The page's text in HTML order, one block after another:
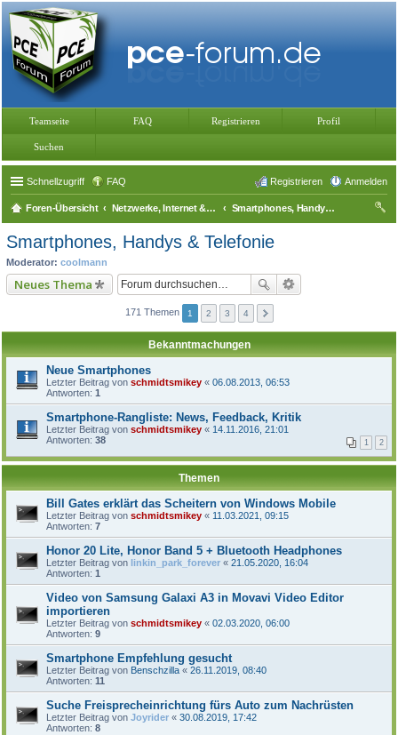
Teamseite FAQ Registrieren Profil
Suchen
Schnellzugriff FAQ Anmelden
Registrieren
Foren-Übersicht Netzwerke, Internet & Telefonie
Smartphones, Handys & Telefonie
Smartphones, Handys & Telefonie
Moderator: coolmann
Neues Thema
171 Themen 1 2 3 4
Bekanntmachungen
Neue Smartphones
Letzter Beitrag von schmidtsmikey « 06.08.2013, 06:53
Antworten: 1
Smartphone-Rangliste: News, Feedback, Kritik
Letzter Beitrag von schmidtsmikey « 14.11.2016, 21:01
Antworten: 38 1 2
Themen
Bill Gates erklärt das Scheitern von Windows Mobile
Letzter Beitrag von schmidtsmikey « 11.03.2021, 09:15
Antworten: 7
Honor 20 Lite, Honor Band 5 + Bluetooth Headphones
Letzter Beitrag von linkin_park_forever « 21.05.2020, 16:04
Antworten: 1
Video von Samsung Galaxi A3 in Movavi Video Editor
importieren
Letzter Beitrag von schmidtsmikey « 02.03.2020, 06:00
Antworten: 9
Smartphone Empfehlung gesucht
Letzter Beitrag von Benschzilla « 26.11.2019, 08:40
Antworten: 11
Suche Freisprecheinrichtung fürs Auto zum Nachrüsten
Letzter Beitrag von Joyrider « 30.08.2019, 17:42
Antworten: 8